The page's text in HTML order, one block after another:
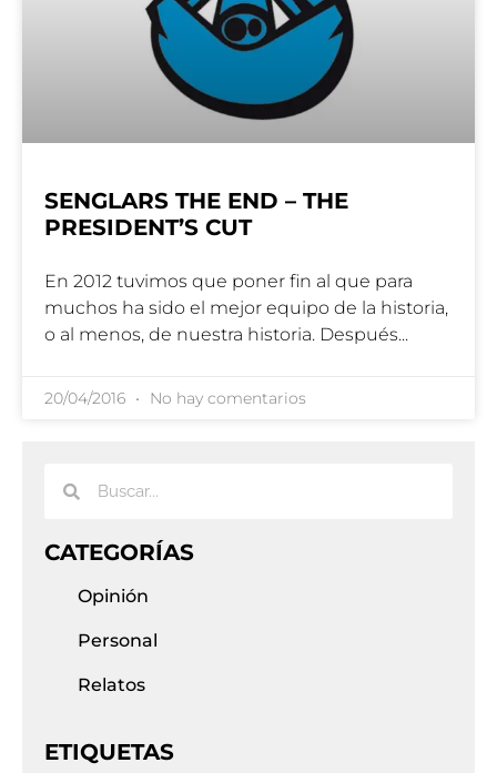
SENGLARS THE END – THE
PRESIDENT’S CUT
En 2012 tuvimos que poner fin al que para
muchos ha sido el mejor equipo de la historia,
o al menos, de nuestra historia. Después
20/04/2016 No hay comentarios
CATEGORÍAS
Opinión
Personal
Relatos
ETIQUETAS